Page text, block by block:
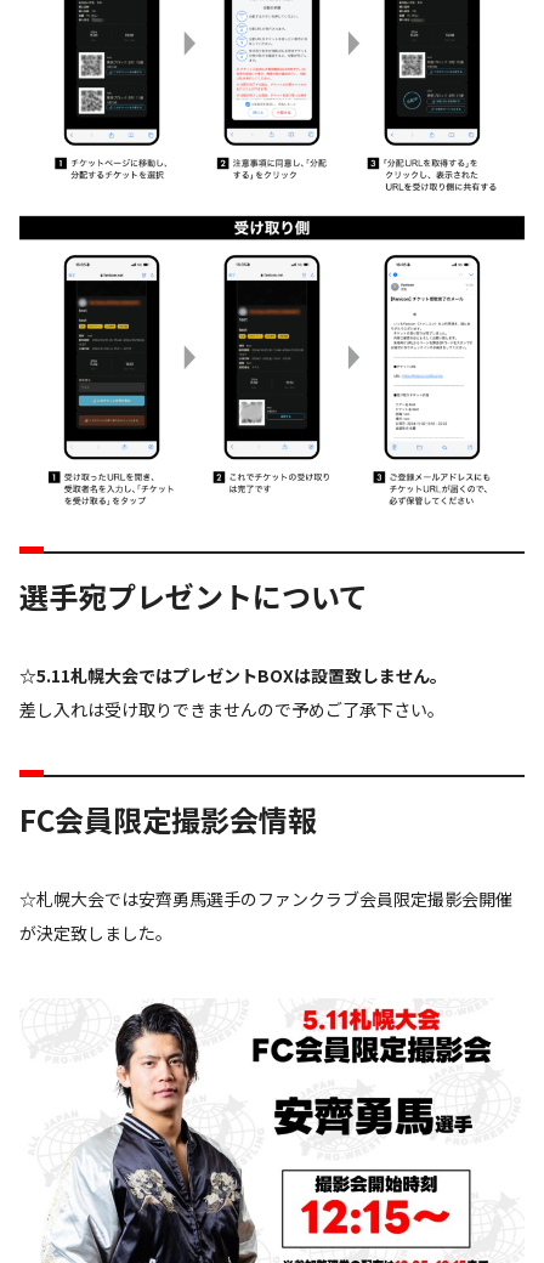
選手宛プレゼントについて
☆5.11札幌大会ではプレゼントBOXは設置致しません。
差し入れは受け取りできませんので予めご了承下さい。
FC会員限定撮影会情報
☆札幌大会では安齊勇馬選手のファンクラブ会員限定撮影会開催
が決定致しました。